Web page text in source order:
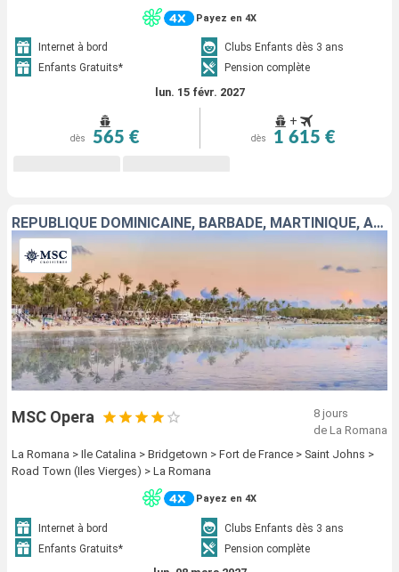
Payez en 4X
Internet à bord
Clubs Enfants dès 3 ans
Enfants Gratuits*
Pension complète
lun. 15 févr. 2027
dès 565 €
+
dès 1 615 €
RÉPUBLIQUE DOMINICAINE, BARBADE, MARTINIQUE, ANTIGUA-ET-BARBUDA, TORTOLA
MSC Opera
8 jours
de La Romana
La Romana > Ile Catalina > Bridgetown > Fort de France > Saint Johns >
Road Town (Iles Vierges) > La Romana
Payez en 4X
Internet à bord
Clubs Enfants dès 3 ans
Enfants Gratuits*
Pension complète